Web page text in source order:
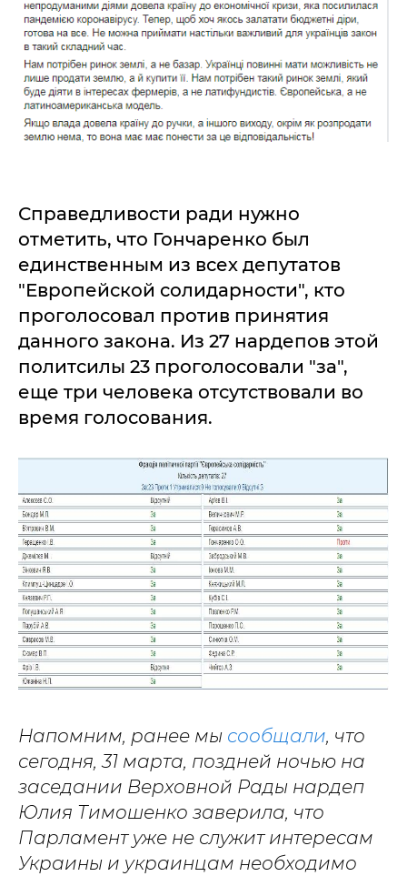
Справедливости ради нужно
отметить, что Гончаренко был
единственным из всех депутатов
"Европейской солидарности", кто
проголосовал против принятия
данного закона. Из 27 нардепов этой
политсилы 23 проголосовали "за",
еще три человека отсутствовали во
время голосования.
Напомним, ранее мы сообщали, что
сегодня, 31 марта, поздней ночью на
заседании Верховной Рады нардеп
Юлия Тимошенко заверила, что
Парламент уже не служит интересам
Украины и украинцам необходимо